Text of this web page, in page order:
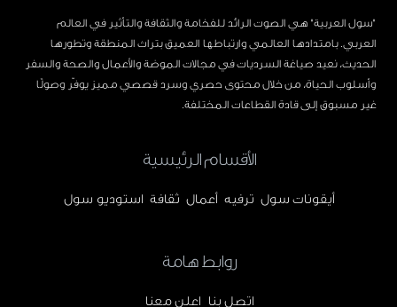
"سول العربية" هي الصوت الرائد للفخامة والثقافة والتأثير في العالم
العربي. بامتدادها العالمي وارتباطها العميق بتراث المنطقة وتطورها
الحديث، نعيد صياغة السرديات في مجالات الموضة والأعمال والصحة والسفر
وأسلوب الحياة، من خلال محتوى حصري وسرد قصصي مميز يوفّر وصولًا
غير مسبوق إلى قادة القطاعات المختلفة.
الأقسام الرئيسية
أيقونات سول ترفيه أعمال ثقافة استوديو سول
روابط هامة
اتصل بنا اعلن معنا